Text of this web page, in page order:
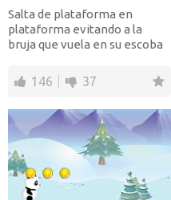
Salta de plataforma en
plataforma evitando a la
bruja que vuela en su escoba
146 37